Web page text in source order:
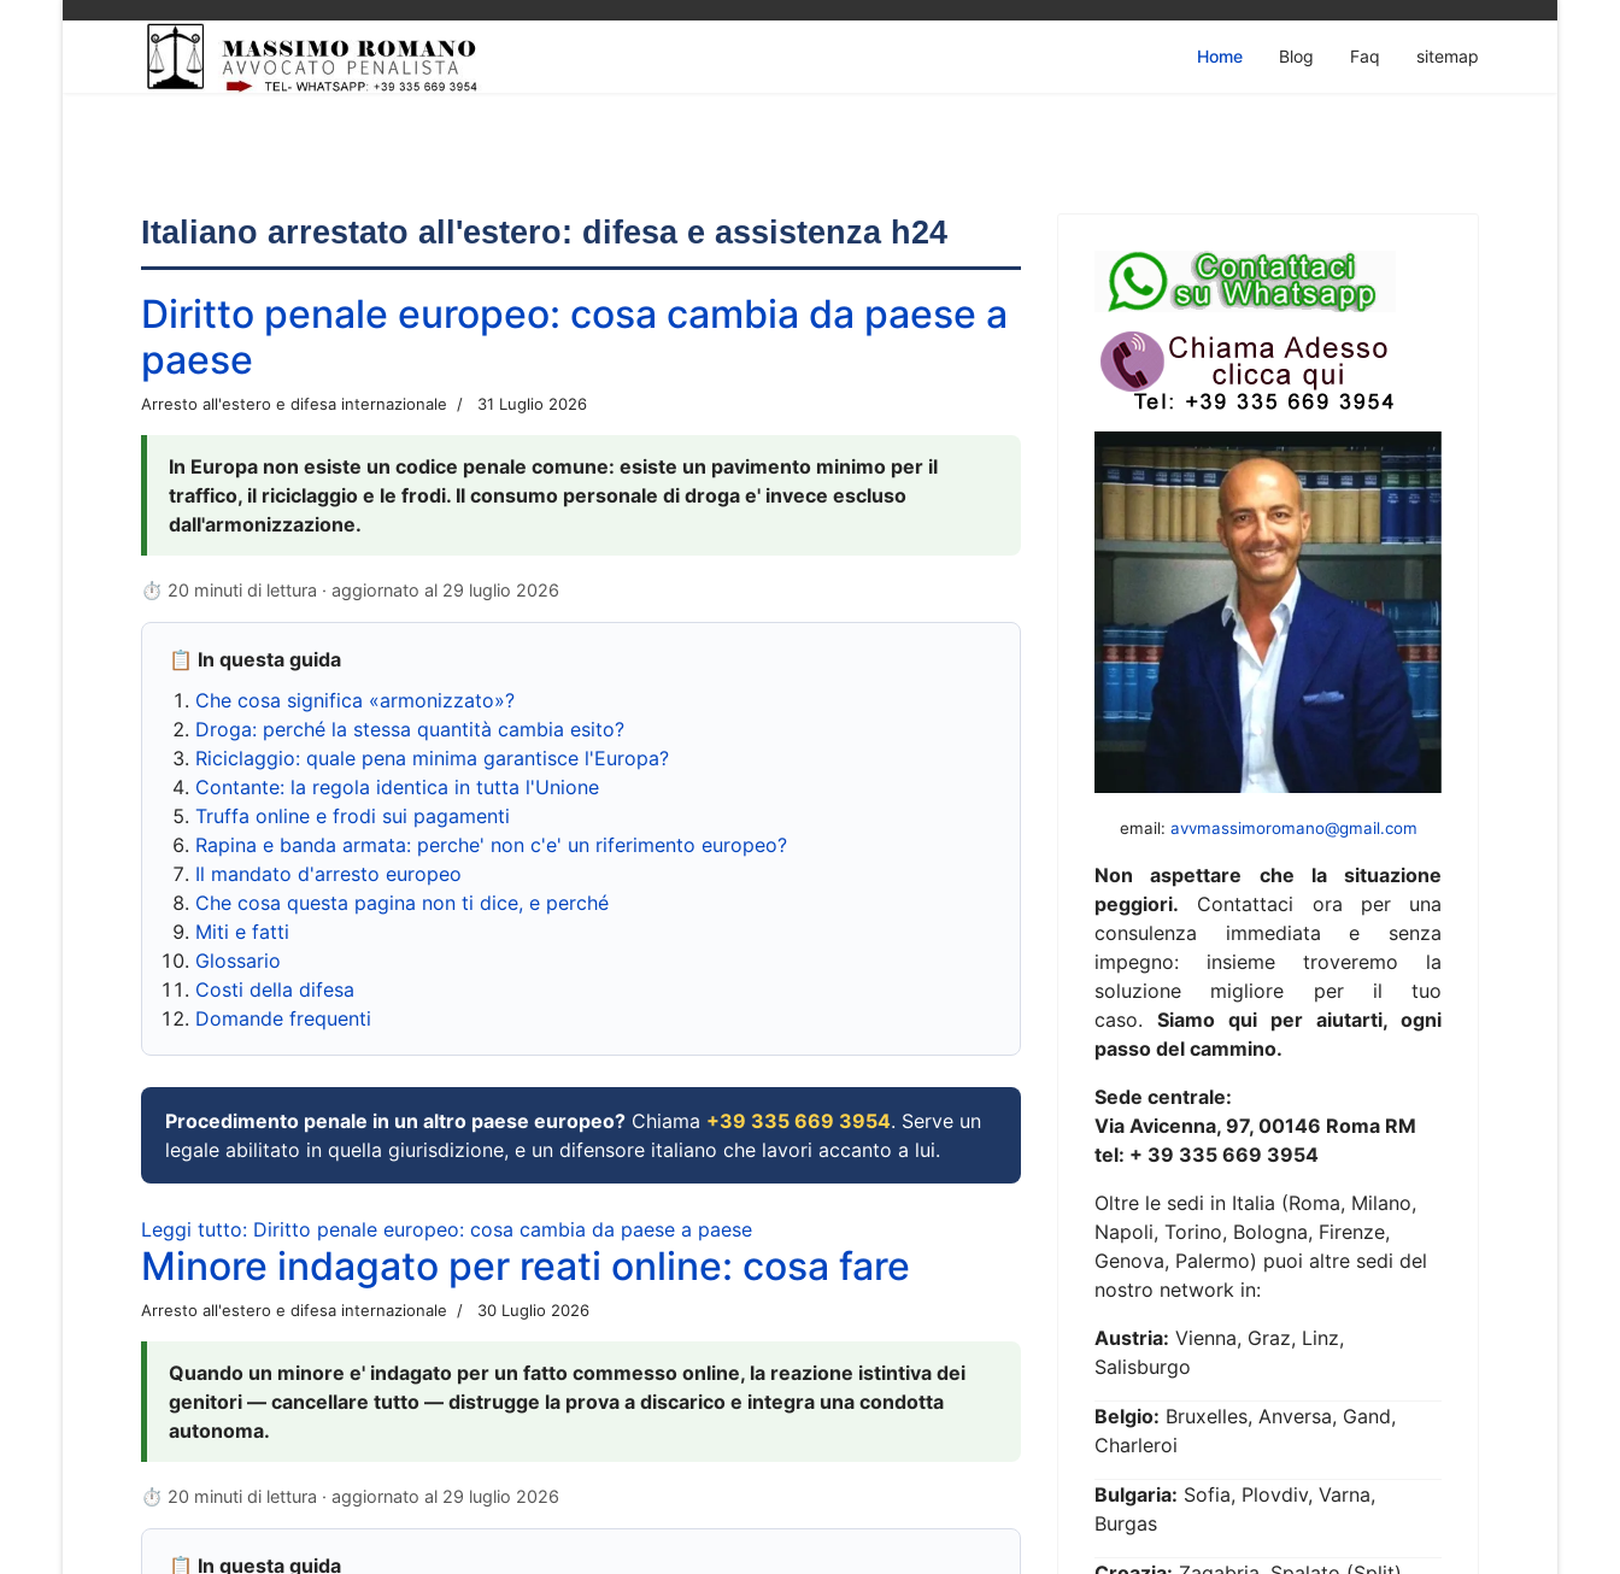
Home Blog Faq sitemap
Italiano arrestato all'estero: difesa e assistenza h24
Diritto penale europeo: cosa cambia da paese a
paese
Arresto all'estero e difesa internazionale 31 Luglio 2026
In Europa non esiste un codice penale comune: esiste un pavimento minimo per il
traffico, il riciclaggio e le frodi. Il consumo personale di droga e' invece escluso
dall'armonizzazione.
⏱ 20 minuti di lettura · aggiornato al 29 luglio 2026
📋 In questa guida
Che cosa significa «armonizzato»?
Droga: perché la stessa quantità cambia esito?
Riciclaggio: quale pena minima garantisce l'Europa?
Contante: la regola identica in tutta l'Unione
Truffa online e frodi sui pagamenti
Rapina e banda armata: perche' non c'e' un riferimento europeo?
Il mandato d'arresto europeo
Che cosa questa pagina non ti dice, e perché
Miti e fatti
Glossario
Costi della difesa
Domande frequenti
Procedimento penale in un altro paese europeo? Chiama +39 335 669 3954. Serve un
legale abilitato in quella giurisdizione, e un difensore italiano che lavori accanto a lui.
Leggi tutto: Diritto penale europeo: cosa cambia da paese a paese
Minore indagato per reati online: cosa fare
Arresto all'estero e difesa internazionale 30 Luglio 2026
Quando un minore e' indagato per un fatto commesso online, la reazione istintiva dei
genitori — cancellare tutto — distrugge la prova a discarico e integra una condotta
autonoma.
⏱ 20 minuti di lettura · aggiornato al 29 luglio 2026
📋 In questa guida
email: avvmassimoromano@gmail.com
Non aspettare che la situazione
peggiori. Contattaci ora per una
consulenza immediata e senza
impegno: insieme troveremo la
soluzione migliore per il tuo
caso. Siamo qui per aiutarti, ogni
passo del cammino.
Sede centrale:
Via Avicenna, 97, 00146 Roma RM
tel: + 39 335 669 3954
Oltre le sedi in Italia (Roma, Milano,
Napoli, Torino, Bologna, Firenze,
Genova, Palermo) puoi altre sedi del
nostro network in:
Austria: Vienna, Graz, Linz,
Salisburgo
Belgio: Bruxelles, Anversa, Gand,
Charleroi
Bulgaria: Sofia, Plovdiv, Varna,
Burgas